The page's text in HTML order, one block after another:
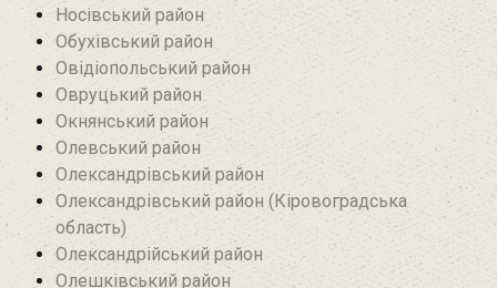
Носівський район
Обухівський район
Овідіопольський район‎
Овруцький район‎
Окнянський район
Олевський район‎
Олександрівський район
Олександрівський район (Кіровоградська
область)
Олександрійський район
Олешківський район